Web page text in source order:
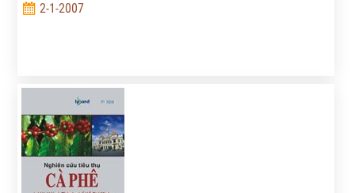
2-1-2007